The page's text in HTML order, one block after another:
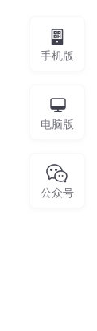
手机版
电脑版
公众号